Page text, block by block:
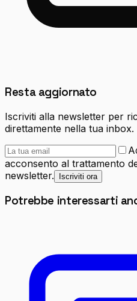
Resta aggiornato
Iscriviti alla newsletter per
direttamente nella tua inbox.
acconsento al trattamento
newsletter.
Iscriviti ora
Potrebbe interessarti